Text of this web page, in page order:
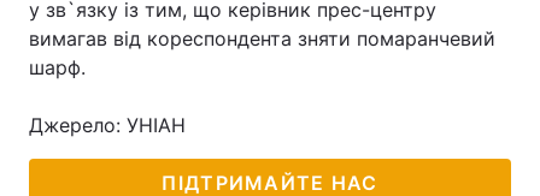
Техно і зв'язок Лайт
Зброя
Здоров'я
Погода
у зв`язку із тим, що керівник прес-центру
вимагав від кореспондента зняти помаранчевий
шарф.
Джерело: УНІАН
ПІДТРИМАЙТЕ НАС